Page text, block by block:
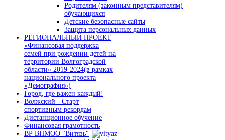
Родителям (законным представителям)
обучающихся
Детские безопасные сайты
Защита персональных данных
РЕГИОНАЛЬНЫЙ ПРОЕКТ
«Финансовая поддержка
семей при рождении детей на
территории Волгоградской
области» 2019-2024(в рамках
национального проекта
«Демография»)
Город, где важен каждый!
Волжский - Старт
спортивным рекордам
Дистанционное обучение
Финансовая грамотность
ВР ВПМОО "Витязь"